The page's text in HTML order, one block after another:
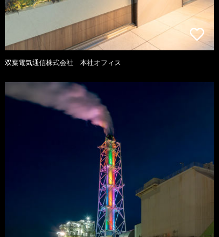
双葉電気通信株式会社 本社オフィス